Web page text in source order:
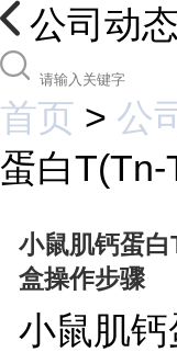
公司动态
首页 > 公
蛋白T(Tn-
小鼠肌钙蛋
盒操作步骤
小鼠肌